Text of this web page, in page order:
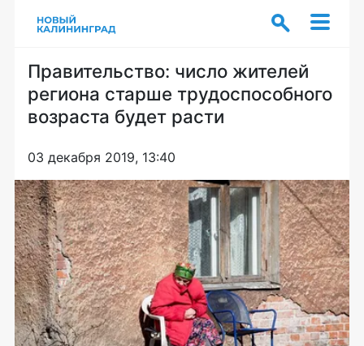
Правительство: число жителей
региона старше трудоспособного
возраста будет расти
03 декабря 2019, 13:40